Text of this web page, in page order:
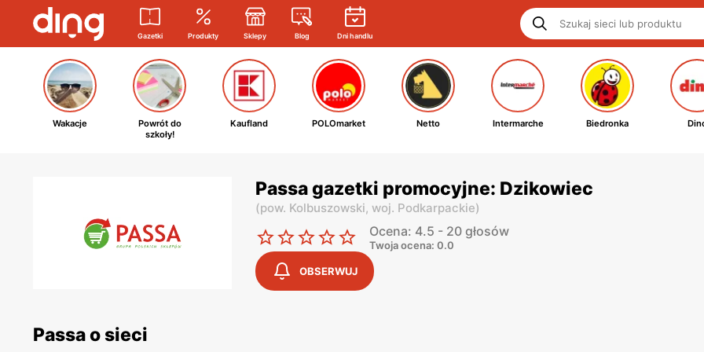
Gazetki Produkty Sklepy Blog Dni handlu
Wakacje
Powrót do
szkoły!
Kaufland POLOmarket Netto Intermarche Biedronka
Passa gazetki promocyjne: Dzikowiec
(pow. Kolbuszowski, woj. Podkarpackie)
Ocena: 4.5 - 20 głosów
Twoja ocena: 0.0
OBSERWUJ
Passa o sieci